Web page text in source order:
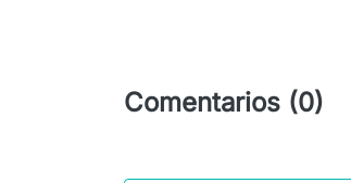
Comentarios (0)